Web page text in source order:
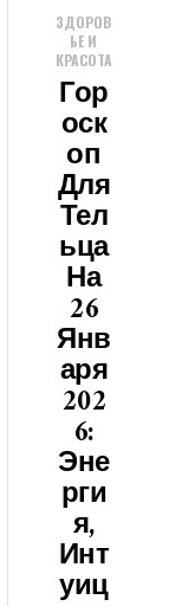
ЗДОРОВ
ЬЕ И
КРАСОТА
Гор
Оск
Оп
Для
Тел
Ьца
На
26
Янв
Аря
202
6:
Эне
Рги
Я,
Инт
Уиц